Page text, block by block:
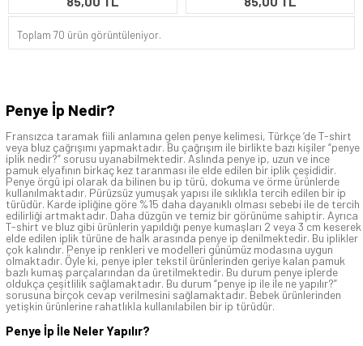
Toplam 70 ürün görüntüleniyor.
Penye İp Nedir?
Fransızca taramak fiili anlamına gelen penye kelimesi, Türkçe ’de T-shirt
veya bluz çağrışımı yapmaktadır. Bu çağrışım ile birlikte bazı kişiler “penye
iplik nedir?” sorusu uyanabilmektedir. Aslında penye ip, uzun ve ince
pamuk elyafının birkaç kez taranması ile elde edilen bir iplik çeşididir.
Penye örgü ipi olarak da bilinen bu ip türü, dokuma ve örme ürünlerde
kullanılmaktadır. Pürüzsüz yumuşak yapısı ile sıklıkla tercih edilen bir ip
türüdür. Karde ipliğine göre %15 daha dayanıklı olması sebebi ile de tercih
edilirliği artmaktadır. Daha düzgün ve temiz bir görünüme sahiptir. Ayrıca
T-shirt ve bluz gibi ürünlerin yapıldığı penye kumaşları 2 veya 3 cm keserek
elde edilen iplik türüne de halk arasında penye ip denilmektedir. Bu iplikler
çok kalındır. Penye ip renkleri ve modelleri günümüz modasına uygun
olmaktadır. Öyle ki, penye ipler tekstil ürünlerinden geriye kalan pamuk
bazlı kumaş parçalarından da üretilmektedir. Bu durum penye iplerde
oldukça çeşitlilik sağlamaktadır. Bu durum “penye ip ile ile ne yapılır?”
sorusuna birçok cevap verilmesini sağlamaktadır. Bebek ürünlerinden
yetişkin ürünlerine rahatlıkla kullanılabilen bir ip türüdür.
Penye İp İle Neler Yapılır?